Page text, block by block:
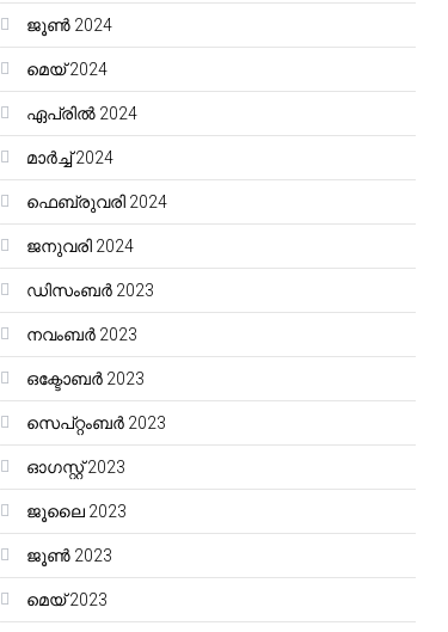
ജൂൺ 2024
മെയ്‌ 2024
ഏപ്രിൽ 2024
മാർച്ച്‌ 2024
ഫെബ്രുവരി 2024
ജനുവരി 2024
ഡിസംബർ 2023
നവംബർ 2023
ഒക്ടോബർ 2023
സെപ്റ്റംബർ 2023
ഓഗസ്റ്റ്‌ 2023
ജൂലൈ 2023
ജൂൺ 2023
മെയ്‌ 2023